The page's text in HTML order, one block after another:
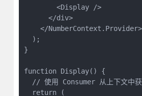
        <Display />
      </div>
    </NumberContext.Provider>
  );
}
function Display() {
// 使用 Consumer 从上下文中
  return (